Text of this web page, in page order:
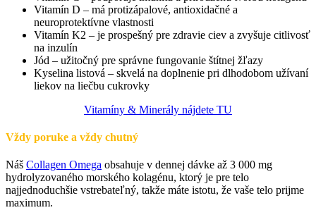
Vitamín D – má protizápalové, antioxidačné a
neuroprotektívne vlastnosti
Vitamín K2 – je prospešný pre zdravie ciev a zvyšuje citlivosť
na inzulín
Jód – užitočný pre správne fungovanie štítnej žľazy
Kyselina listová – skvelá na doplnenie pri dlhodobom užívaní
liekov na liečbu cukrovky
Vitamíny & Minerály nájdete TU
Vždy poruke a vždy chutný
Náš Collagen Omega obsahuje v dennej dávke až 3 000 mg
hydrolyzovaného morského kolagénu, ktorý je pre telo
najjednoduchšie vstrebateľný, takže máte istotu, že vaše telo prijme
maximum.